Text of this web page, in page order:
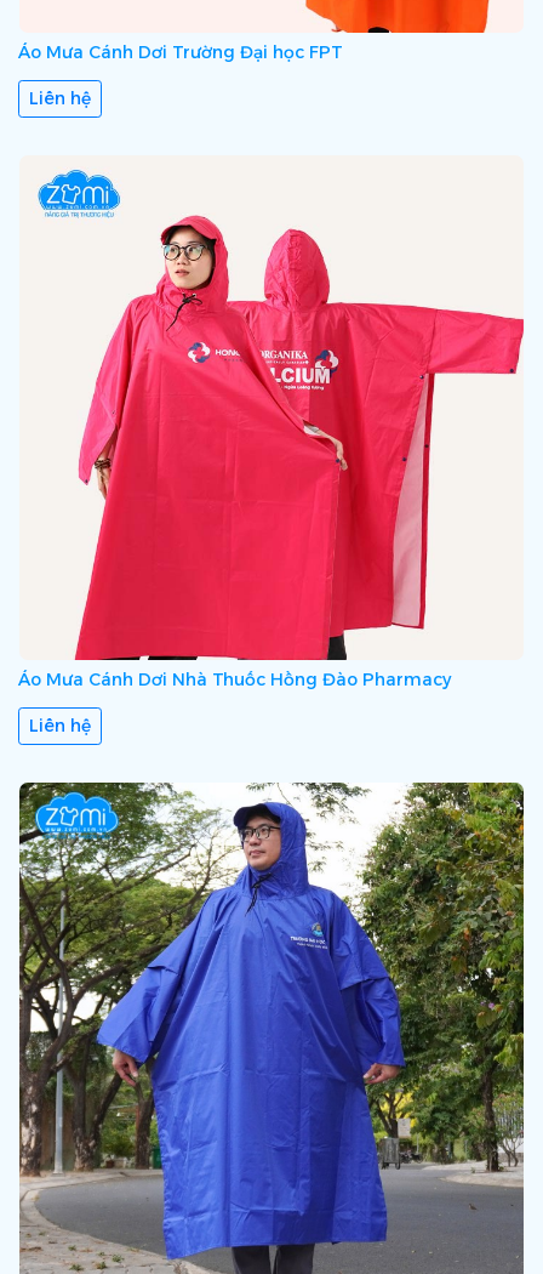
Áo Mưa Cánh Dơi Trường Đại học FPT
Liên hệ
Áo Mưa Cánh Dơi Nhà Thuốc Hồng Đào Pharmacy
Liên hệ